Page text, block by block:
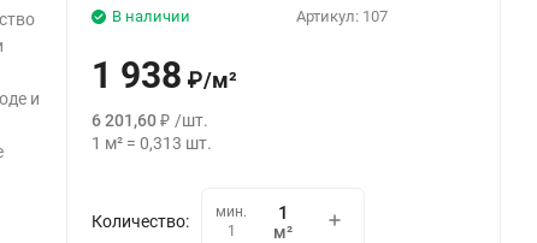
и
Артикул: 107
В наличии
1 938 ₽/м²
6 201,60₽ /шт.
1 м² =0,313 шт.
Количество:
мин.
1
м²